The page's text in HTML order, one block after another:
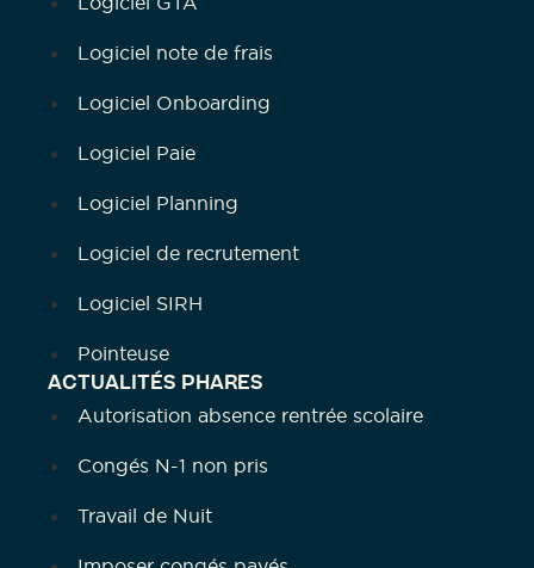
Logiciel note de frais
Logiciel Onboarding
Logiciel Paie
Logiciel Planning
Logiciel de recrutement
Logiciel SIRH
Pointeuse
ACTUALITÉS PHARES
Autorisation absence rentrée scolaire
Congés N-1 non pris
Travail de Nuit